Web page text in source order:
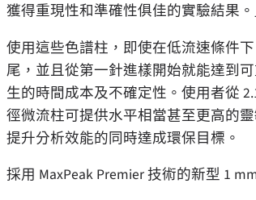
獲得重現性和準確性俱佳的實驗結果。
使用這些色譜柱，即使在低流速條件
尾，並且從第一針進樣開始就能達到
生的時間成本及不確定性。使用者從
徑微流柱可提供水平相當甚至更高的
提升分析效能的同時達成環保目標。
採用 MaxPeak Premier 技術的新型 1